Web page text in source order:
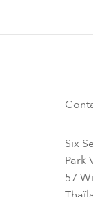
Six
Park
57